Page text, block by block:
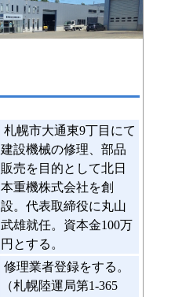
札幌市大通東9丁目にて
建設機械の修理、部品
販売を目的として北日
本重機株式会社を創
設。代表取締役に丸山
武雄就任。資本金100万
円とする。
修理業者登録をする。
（札幌陸運局第1-365